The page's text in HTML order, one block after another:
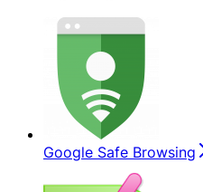
Google Safe Browsing